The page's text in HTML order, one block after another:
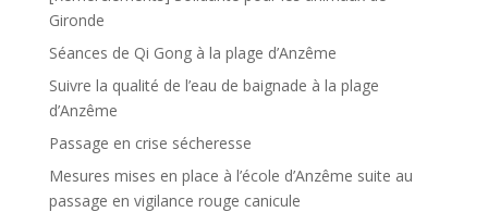
Gironde
Séances de Qi Gong à la plage d’Anzême
Suivre la qualité de l’eau de baignade à la plage
d’Anzême
Passage en crise sécheresse
Mesures mises en place à l’école d’Anzême suite au
passage en vigilance rouge canicule